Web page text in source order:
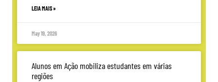
LEIA MAIS »
May 19, 2026
Alunos em Ação mobiliza estudantes em várias
regiões